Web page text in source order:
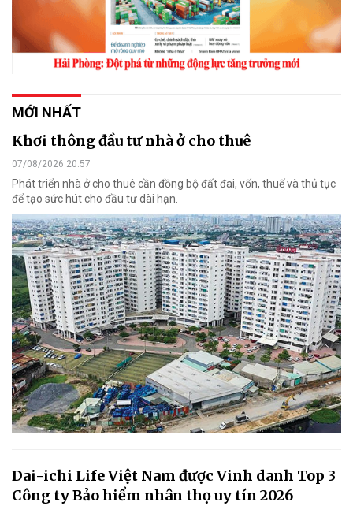
MỚI NHẤT
Khơi thông đầu tư nhà ở cho thuê
07/08/2026 20:57
Phát triển nhà ở cho thuê cần đồng bộ đất đai, vốn, thuế và thủ tục
để tạo sức hút cho đầu tư dài hạn.
Dai-ichi Life Việt Nam được Vinh danh Top 3
Công ty Bảo hiểm nhân thọ uy tín 2026